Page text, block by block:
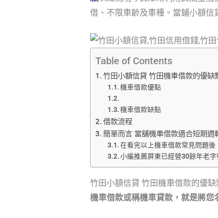
借、不限車齡及車種。當鋪小額
Table of Contents
竹田小額信貸 竹田機車借款的優缺
機車借款優點
機車借款缺點
借款流程
簡單而言 當舖機車借款適合短期週
在看完以上機車借款常見問題
小編推薦屏東已經營30餘年老
竹田小額信貸 竹田機車借款的優
機車借款或稱機車貸款，就是將